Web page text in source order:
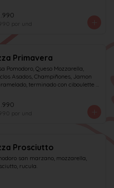
por und
Primavera
Pomodoro, Queso Mozzarella,
Asados, Champiñones, Jamon
terminado con ciboulette y
por und
Prosciutto
san marzano, mozzarella,
rucula.